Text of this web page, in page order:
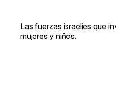
Las fuerzas israelíes que
mujeres y niños.